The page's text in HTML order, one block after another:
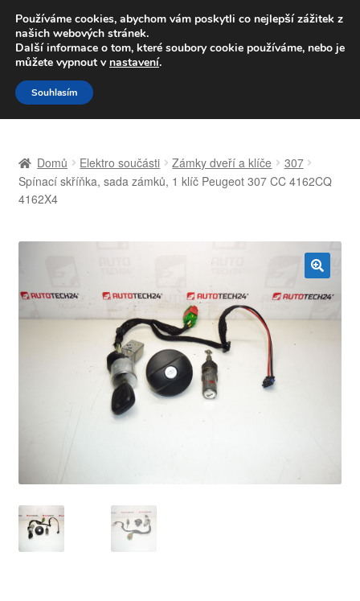
DOPRAVA od 139,-Kč
Volejte po-pá 9-16 704 494 494
Přeskočit
na
navigaci
Přejít
k
obsahu
Celosvětová doprava
Košík
Platby
Domů Elektro součásti Zámky dveří a klíče
307
Spínací skříňka, sada zámků, 1 klíč Peugeot 307 CC 4162CQ
4162X4
Používáme cookies, abychom vám poskytli co nejlepší zážitek z
našich webových stránek.
Další informace o tom, které soubory cookie používáme, nebo je
můžete vypnout v nastavení.
Souhlasím